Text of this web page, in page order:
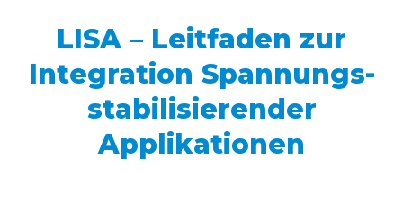
LISA – Leitfaden zur
Integration Spannungs­
stabilisierender
Applikationen